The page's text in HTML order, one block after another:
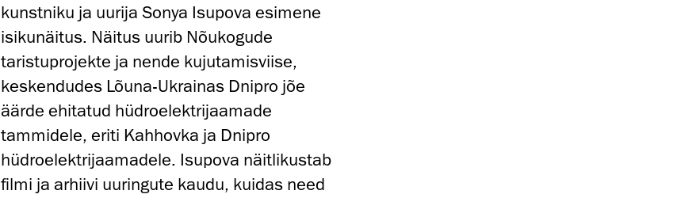
kunstniku ja uurija Sonya Isupova esimene
isikunäitus. Näitus uurib Nõukogude
taristuprojekte ja nende kujutamisviise,
keskendudes Lõuna-Ukrainas Dnipro jõe
äärde ehitatud hüdroelektrijaamade
tammidele, eriti Kahhovka ja Dnipro
hüdroelektrijaamadele. Isupova näitlikustab
filmi ja arhiivi uuringute kaudu, kuidas need